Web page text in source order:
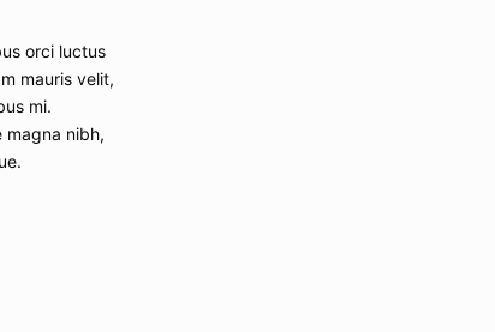
orci luctus
mauris velit,
mi.
magna nibh,